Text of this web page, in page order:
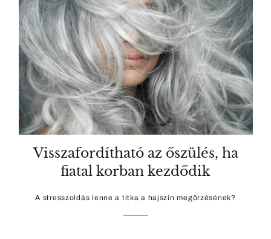
Visszafordítható az őszülés, ha
fiatal korban kezdődik
A stresszoldás lenne a titka a hajszín megőrzésének?